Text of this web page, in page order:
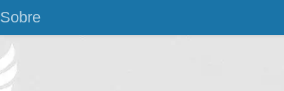
Sobre